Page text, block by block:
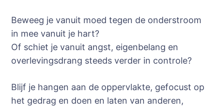
Beweeg je vanuit moed tegen de onderstroom
in mee vanuit je hart?
Of schiet je vanuit angst, eigenbelang en
overlevingsdrang steeds verder in controle?
Blijf je hangen aan de oppervlakte, gefocust op
het gedrag en doen en laten van anderen,